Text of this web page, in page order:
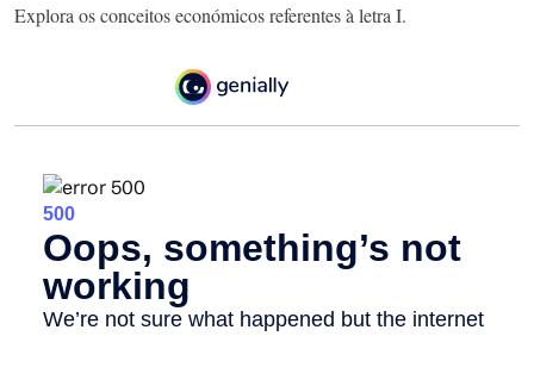
Explora os conceitos económicos referentes à letra I.